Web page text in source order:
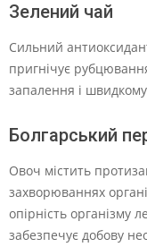
Зелений чай
Сильний
пригнічує
запалення і
Болгарський
Овоч містить
захворюваннях
опірність організму
забезпечує добову